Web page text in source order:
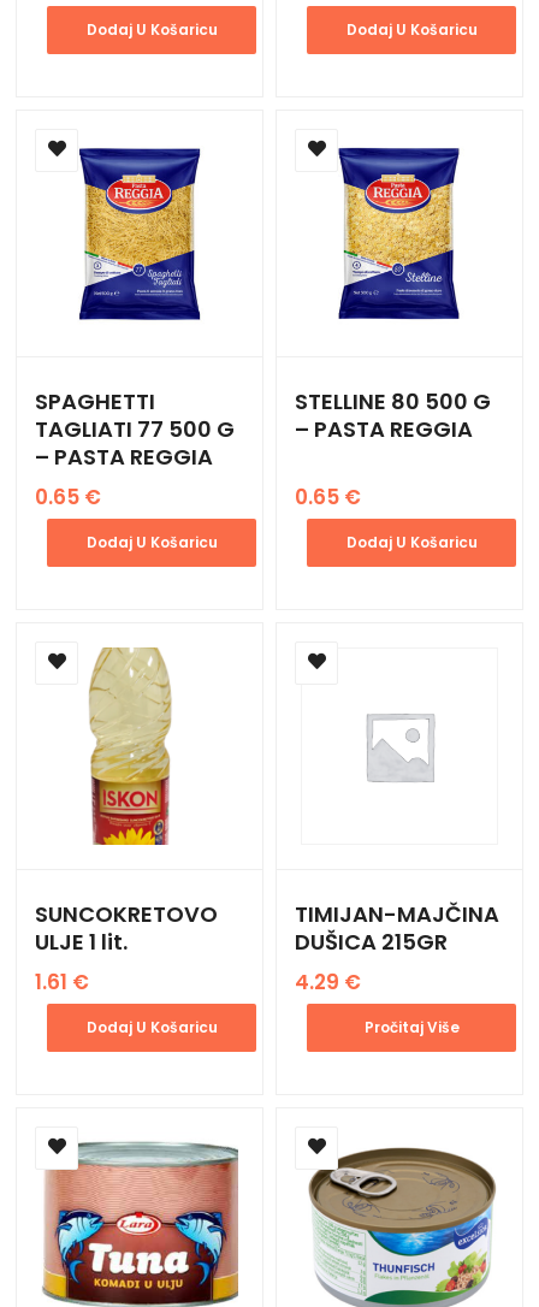
Dodaj U Košaricu Dodaj U Košaricu
SPAGHETTI
TAGLIATI 77 500 G
– PASTA REGGIA
0.65 €
Dodaj U Košaricu
STELLINE 80 500 G
– PASTA REGGIA
0.65 €
Dodaj U Košaricu
SUNCOKRETOVO
ULJE 1 lit.
1.61 €
Dodaj U Košaricu
TIMIJAN-MAJČINA
DUŠICA 215GR
4.29 €
Pročitaj Više